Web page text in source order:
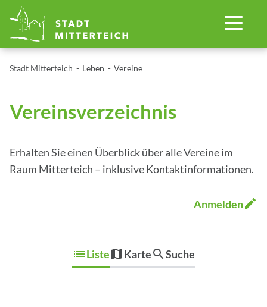
Stadt Mitterteich Leben Vereine
Vereinsverzeichnis
Erhalten Sie einen Überblick über alle Vereine im
Raum Mitterteich – inklusive Kontaktinformationen.
Anmelden
Liste Karte Suche